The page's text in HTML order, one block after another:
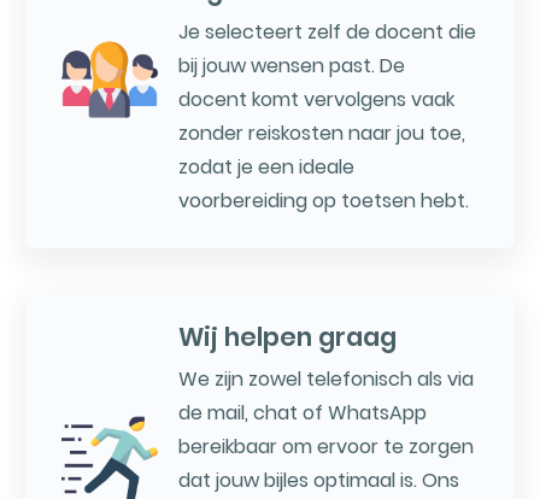
Je selecteert zelf de docent die
bij jouw wensen past. De
docent komt vervolgens vaak
zonder reiskosten naar jou toe,
zodat je een ideale
voorbereiding op toetsen hebt.
Wij helpen graag
We zijn zowel telefonisch als via
de mail, chat of WhatsApp
bereikbaar om ervoor te zorgen
dat jouw bijles optimaal is. Ons